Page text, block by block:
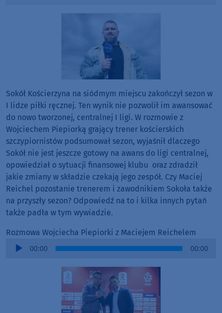
Sokół Kościerzyna na siódmym miejscu zakończył sezon w
I lidze piłki ręcznej. Ten wynik nie pozwolił im awansować
do nowo tworzonej, centralnej I ligi. W rozmowie z
Wojciechem Piepiorką grający trener kościerskich
szczypiornistów podsumował sezon, wyjaśnił dlaczego
Sokół nie jest jeszcze gotowy na awans do ligi centralnej,
opowiedział o sytuacji finansowej klubu oraz zdradził
jakie zmiany w składzie czekają jego zespół. Czy Maciej
Reichel pozostanie trenerem i zawodnikiem Sokoła także
na przyszły sezon? Odpowiedź na to i kilka innych pytań
także padła w tym wywiadzie.
Rozmowa Wojciecha Piepiorki z Maciejem Reichelem
Audio
00:00 00:00